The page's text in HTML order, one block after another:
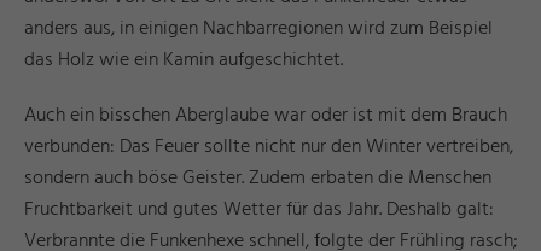
anders aus, in einigen Nachbarregionen wird zum Beispiel
das Holz wie ein Kamin aufgeschichtet.
Auch ein bisschen Aberglaube war oder ist mit dem Brauch
verbunden: Das Feuer sollte nicht nur den Winter vertreiben,
sondern auch böse Geister. Zudem erbaten die Menschen
Fruchtbarkeit und gutes Wetter für das Jahr. Deshalb galt:
Verbrannte die Funkenhexe schnell, folgte der Frühling rasch;